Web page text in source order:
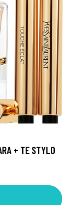
+ TE STYLO